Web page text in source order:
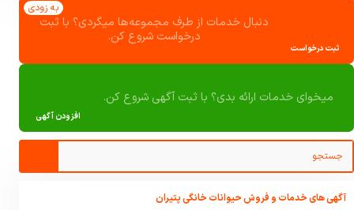
ثبت درخواست
دنبال خدمات از طرف مجموعه‌ها میگردی؟ با ثبت
درخواست شروع کن.
به زودی
افزودن آگهی
میخوای خدمات ارائه بدی؟ با ثبت آگهی شروع کن.
آگهی های خدمات و فروش حیوانات خانگی پتیران